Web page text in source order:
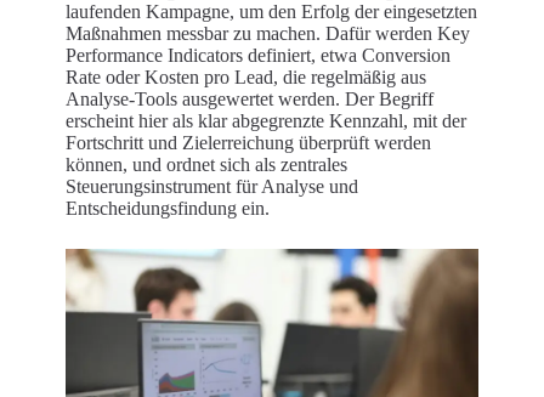
laufenden Kampagne, um den Erfolg der eingesetzten
Maßnahmen messbar zu machen. Dafür werden Key
Performance Indicators definiert, etwa Conversion
Rate oder Kosten pro Lead, die regelmäßig aus
Analyse-Tools ausgewertet werden. Der Begriff
erscheint hier als klar abgegrenzte Kennzahl, mit der
Fortschritt und Zielerreichung überprüft werden
können, und ordnet sich als zentrales
Steuerungsinstrument für Analyse und
Entscheidungsfindung ein.